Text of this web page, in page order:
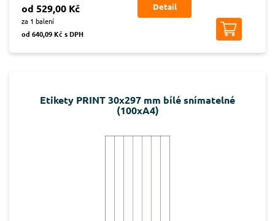
od 529,00 Kč
za 1 balení
od 640,09 Kč s DPH
Detail
Etikety PRINT 30x297 mm bílé snímatelné
(100xA4)